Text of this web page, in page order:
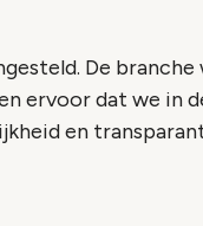
De branche
ervoor dat we in
en